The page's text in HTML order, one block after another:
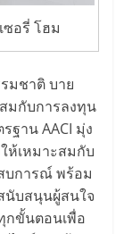
อรี่ โฮม
มชาติ บาย
มกับการลงทุน
ฐาน AACI มุ่ง
ห้เหมาะสมกับ
บการณ์ พร้อม
นับสนุนผู้สนใจ
กขั้นตอนเพื่อ